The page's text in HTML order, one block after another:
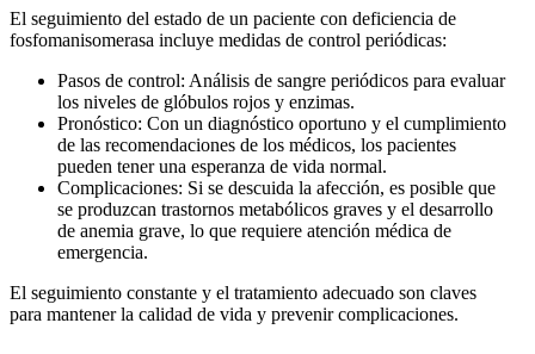
El seguimiento del estado de un paciente con deficiencia de
fosfomanisomerasa incluye medidas de control periódicas:
Pasos de control: Análisis de sangre periódicos para evaluar
los niveles de glóbulos rojos y enzimas.
Pronóstico: Con un diagnóstico oportuno y el cumplimiento
de las recomendaciones de los médicos, los pacientes
pueden tener una esperanza de vida normal.
Complicaciones: Si se descuida la afección, es posible que
se produzcan trastornos metabólicos graves y el desarrollo
de anemia grave, lo que requiere atención médica de
emergencia.
El seguimiento constante y el tratamiento adecuado son claves
para mantener la calidad de vida y prevenir complicaciones.